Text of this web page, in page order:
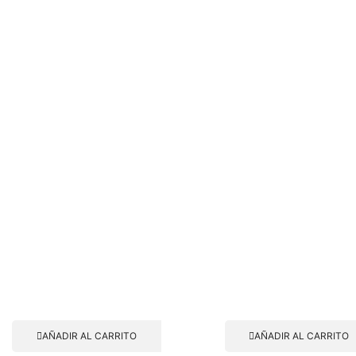
AÑADIR AL CARRITO AÑADIR AL CARRITO